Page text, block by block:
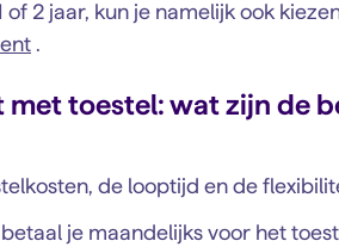
2 jaar, kun je namelijk ook
.
met toestel: wat zijn de
de looptijd en de
je maandelijks voor het